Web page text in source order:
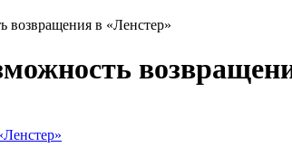
в «Ленстер»